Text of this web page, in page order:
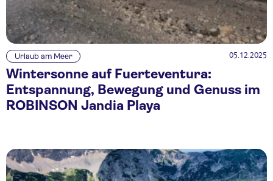
Urlaub am Meer 05.12.2025
Wintersonne auf Fuerteventura:
Entspannung, Bewegung und Genuss im
ROBINSON Jandia Playa